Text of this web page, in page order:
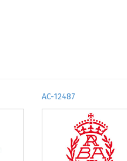
AC-12487